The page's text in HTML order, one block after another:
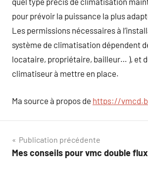
pour prévoir la puissance la plus
Les permissions nécessaires à
système de climatisation dépendent
locataire, propriétaire, bailleur… ), et
climatiseur à mettre en place.
Ma source à propos de https://
Navigation
de
Publication précédente
Mes conseils pour vmc double flux